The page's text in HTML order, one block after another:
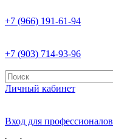
+7 (966) 191-61-94
+7 (903) 714-93-96
Личный кабинет
Вход для профессионалов